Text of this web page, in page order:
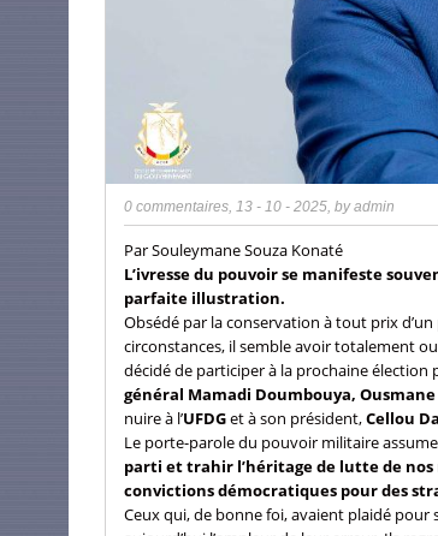
0 commentaires, 13 - 10 - 2025, byadmin
Par Souleymane Souza Konaté
L’ivresse du pouvoir se manifeste
parfaite illustration.
Obsédé par la conservation à tout prix
circonstances, il semble avoir totalement
décidé de participer à la prochaine
général Mamadi Doumbouya,
nuire à l’UFDGet à son président,Cellou
Le porte-parole du pouvoir militaire
parti et trahir l’héritage de lutte de
convictions démocratiques pour des
Ceux qui, de bonne foi, avaient plaidé pour